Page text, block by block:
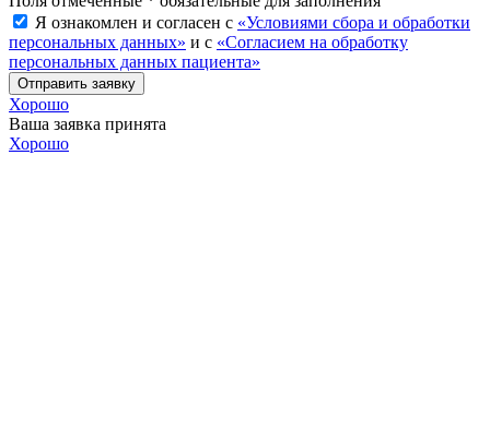
Я ознакомлен и согласен с «Условиями сбора и обработки
персональных данных» и с «Согласием на обработку
персональных данных пациента»
Отправить заявку
Хорошо
Ваша заявка принята
Хорошо